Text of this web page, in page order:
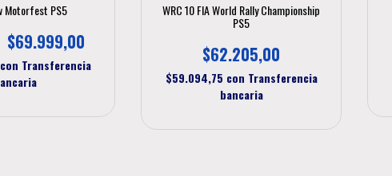
Motorfest PS5
$69.999,00
con Transferencia
WRC 10 FIA World Rally Championship
PS5
$62.205,00
$59.094,75 con Transferencia
bancaria